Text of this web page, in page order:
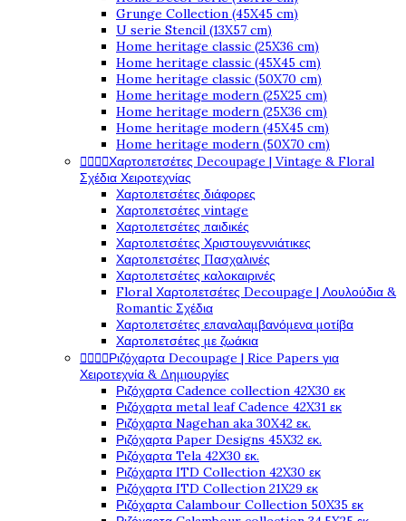
Grunge Collection (45X45 cm)
U serie Stencil (13X57 cm)
Home heritage classic (25X36 cm)
Home heritage classic (45X45 cm)
Home heritage classic (50X70 cm)
Home heritage modern (25X25 cm)
Home heritage modern (25X36 cm)
Home heritage modern (45X45 cm)
Home heritage modern (50X70 cm)
Χαρτοπετσέτες Decoupage | Vintage & Floral
Σχέδια Χειροτεχνίας
Χαρτοπετσέτες διάφορες
Χαρτοπετσέτες vintage
Χαρτοπετσέτες παιδικές
Χαρτοπετσέτες Χριστουγεννιάτικες
Χαρτοπετσέτες Πασχαλινές
Χαρτοπετσέτες καλοκαιρινές
Floral Χαρτοπετσέτες Decoupage | Λουλούδια &
Romantic Σχέδια
Χαρτοπετσέτες επαναλαμβανόμενα μοτίβα
Χαρτοπετσέτες με ζωάκια
Ριζόχαρτα Decoupage | Rice Papers για
Χειροτεχνία & Δημιουργίες
Ριζόχαρτα Cadence collection 42X30 εκ
Ριζόχαρτα metal leaf Cadence 42X31 εκ
Ριζόχαρτα Nagehan aka 30X42 εκ.
Ριζόχαρτα Paper Designs 45X32 εκ.
Ριζόχαρτα Tela 42Χ30 εκ.
Ριζόχαρτα ITD Collection 42X30 εκ
Ριζόχαρτα ITD Collection 21X29 εκ
Ριζόχαρτα Calambour Collection 50X35 εκ